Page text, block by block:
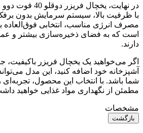
در نهایت، یخچال فریزر دوقلو 40 فوت دوو مدل
با ظرفیت بالا، سیستم سرمایش بدون
مصرف انرژی مناسب، انتخابی فوق‌العاده
است که به فضای ذخیره‌سازی بیشتر و
دارند.
اگر می‌خواهید یک یخچال فریزر باکیفیت،
آشپزخانه خود اضافه کنید، این مدل
شما باشد. با انتخاب این محصول،
مطمئن از نگهداری مواد غذایی خواهید
مشخصات
بازگشت